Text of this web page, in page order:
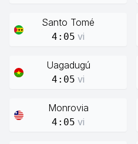
Santo Tomé
4:05 vi
Uagadugú
4:05 vi
Monrovia
4:05 vi